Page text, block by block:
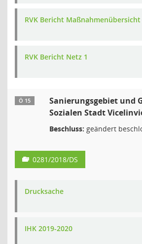
RVK Bericht Maßnahmenübersicht
RVK Bericht Netz 1
Ö 15
Sanierungsgebiet und
Sozialen Stadt
Beschluss: geändert
0281/2018/DS
Drucksache
IHK 2019-2020